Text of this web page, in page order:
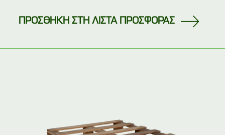
4
εισόδων
ΠΡΟΣΘΗΚΗ ΣΤΗ ΛΙΣΤΑ ΠΡΟΣΦΟΡΑΣ